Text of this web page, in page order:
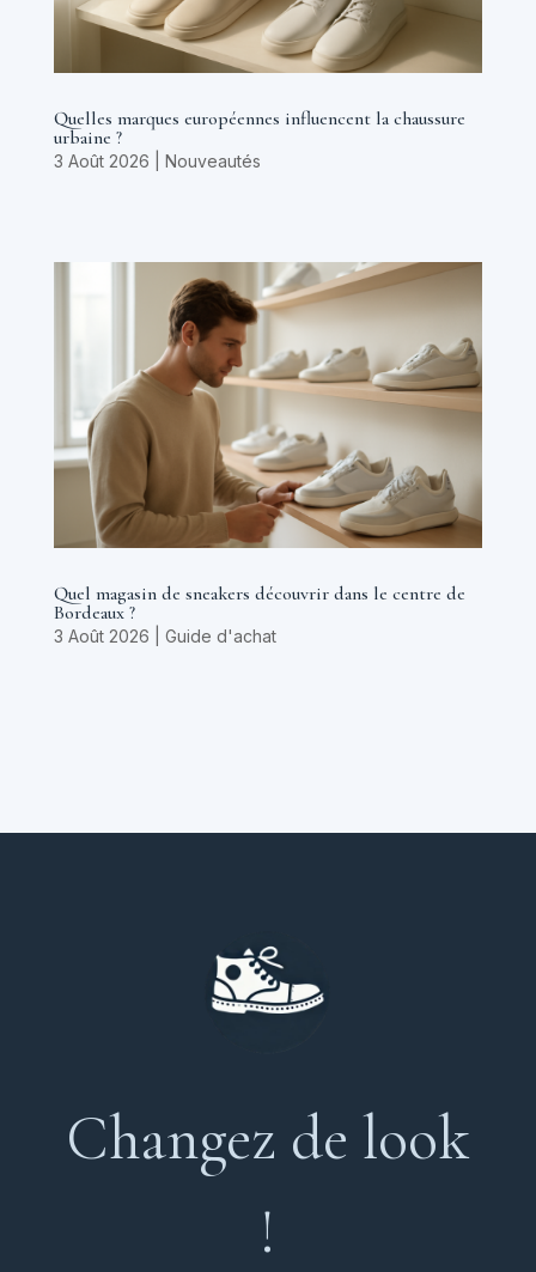
Quelles marques européennes influencent la chaussure
urbaine ?
3 Août 2026 Nouveautés
Quel magasin de sneakers découvrir dans le centre de
Bordeaux ?
3 Août 2026 Guide d'achat
Changez de look
!